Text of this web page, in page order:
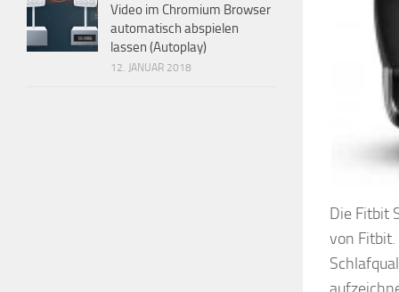
Fitbit
Die Fitbit
von Fitbit.
Video im Chromium Browser
automatisch abspielen
lassen (Autoplay)
12. JANUAR 2018